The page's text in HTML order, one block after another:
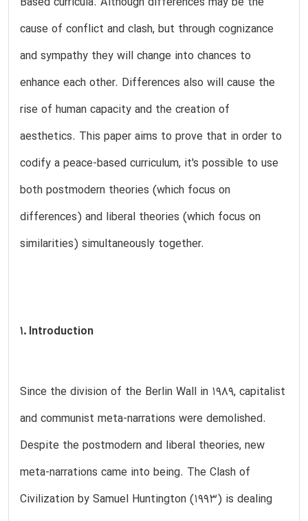
cause of conflict and clash, but through cognizance
and sympathy they will change into chances to
enhance each other. Differences also will cause the
rise of human capacity and the creation of
aesthetics. This paper aims to prove that in order to
codify a peace-based curriculum, it's possible to use
both postmodern theories (which focus on
differences) and liberal theories (which focus on
similarities) simultaneously together.
1. Introduction
Since the division of the Berlin Wall in 1989, capitalist
and communist meta-narrations were demolished.
Despite the postmodern and liberal theories, new
meta-narrations came into being. The Clash of
Civilization by Samuel Huntington (1993) is dealing